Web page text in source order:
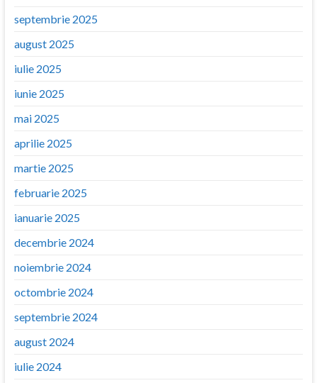
septembrie 2025
august 2025
iulie 2025
iunie 2025
mai 2025
aprilie 2025
martie 2025
februarie 2025
ianuarie 2025
decembrie 2024
noiembrie 2024
octombrie 2024
septembrie 2024
august 2024
iulie 2024